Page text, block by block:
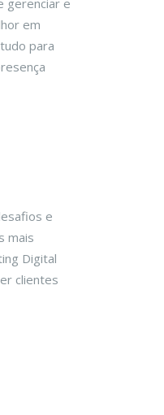
gerenciar e
em
para
e
mais
Digital
clientes